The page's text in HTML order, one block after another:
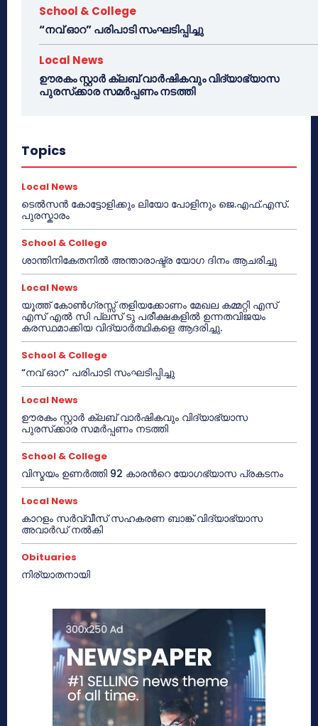
School & College
“നവ് ഓറ” പരിപാടി സംഘടിപ്പിച്ചു
Local News
ഊരകം സ്റ്റാർ ക്ലബ് വാർഷികവും വിദ്യാഭ്യാസ
പുരസ്‌ക്കാര സമർപ്പണം നടത്തി
Topics
Local News
ടെൽസൻ കോട്ടോളിക്കും ലിയോ പോളിനും ജെ.എഫ്.എസ്.
പുരസ്കാരം
School & College
ശാന്തിനികേതനിൽ അന്താരാഷ്ട്ര യോഗ ദിനം ആചരിച്ചു
Local News
യൂത്ത് കോൺഗ്രസ്സ് തളിയക്കോണം മേഖല കമ്മറ്റി എസ്
എസ് എൽ സി പ്ലസ് ടു പരീക്ഷകളിൽ ഉന്നതവിജയം
കരസ്ഥമാക്കിയ വിദ്യാർത്ഥികളെ ആദരിച്ചു.
School & College
“നവ് ഓറ” പരിപാടി സംഘടിപ്പിച്ചു
Local News
ഊരകം സ്റ്റാർ ക്ലബ് വാർഷികവും വിദ്യാഭ്യാസ
പുരസ്‌ക്കാര സമർപ്പണം നടത്തി
School & College
വിസ്മയം ഉണർത്തി 92 കാരൻറെ യോഗഭ്യാസ പ്രകടനം
Local News
കാറളം സർവ്വീസ് സഹകരണ ബാങ്ക് വിദ്യാഭ്യാസ
അവാർഡ് നൽകി
Obituaries
നിര്യാതനായി